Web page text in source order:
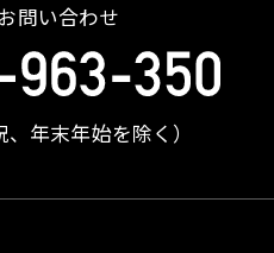
問い合わせ
、年末年始を除く）